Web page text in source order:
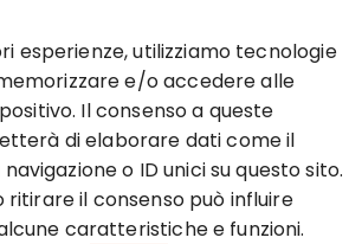
esperienze, utilizziamo tecnologie
e/o accedere alle
Il consenso a queste
di elaborare dati come il
o ID unici su questo sito.
ritirare il consenso può influire
caratteristiche e funzioni.